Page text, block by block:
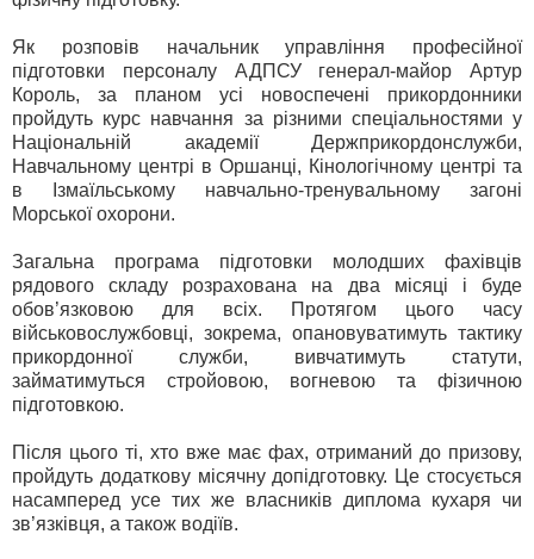
Як розповів начальник управління професійної
підготовки персоналу АДПСУ генерал-майор Артур
Король, за планом усі новоспечені прикордонники
пройдуть курс навчання за різними спеціальностями у
Національній академії Держприкордонслужби,
Навчальному центрі в Оршанці, Кінологічному центрі та
в Ізмаїльському навчально-тренувальному загоні
Морської охорони.
Загальна програма підготовки молодших фахівців
рядового складу розрахована на два місяці і буде
обов’язковою для всіх. Протягом цього часу
військовослужбовці, зокрема, опановуватимуть тактику
прикордонної служби, вивчатимуть статути,
займатимуться стройовою, вогневою та фізичною
підготовкою.
Після цього ті, хто вже має фах, отриманий до призову,
пройдуть додаткову місячну допідготовку. Це стосується
насамперед усе тих же власників диплома кухаря чи
зв’язківця, а також водіїв.